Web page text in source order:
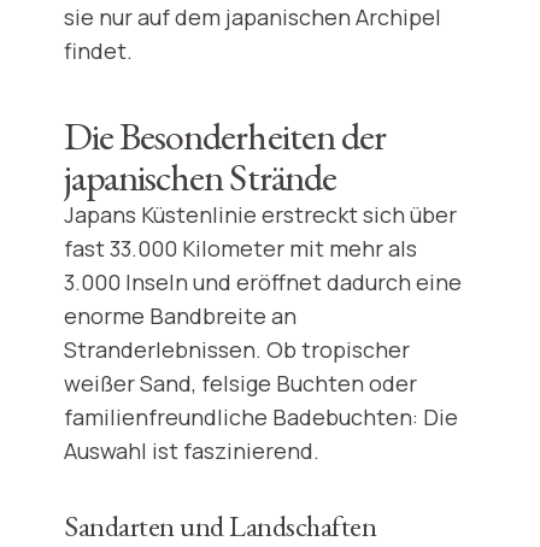
sie nur auf dem japanischen Archipel
findet.
Die Besonderheiten der
japanischen Strände
Japans Küstenlinie erstreckt sich über
fast 33.000 Kilometer mit mehr als
3.000 Inseln und eröffnet dadurch eine
enorme Bandbreite an
Stranderlebnissen. Ob tropischer
weißer Sand, felsige Buchten oder
familienfreundliche Badebuchten: Die
Auswahl ist faszinierend.
Sandarten und Landschaften